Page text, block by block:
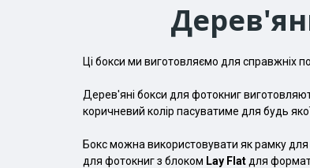
Ці бокси ми виготовляємо для справжніх
Дерев'яні бокси для фотокниг
коричневий колір пасуватиме для будь
Бокс можна використовувати як рамку
для фотокниг з блоком Lay Flat для